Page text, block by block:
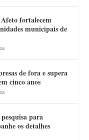
fortalecem
municipais de
de fora e supera
cinco anos
para
os detalhes